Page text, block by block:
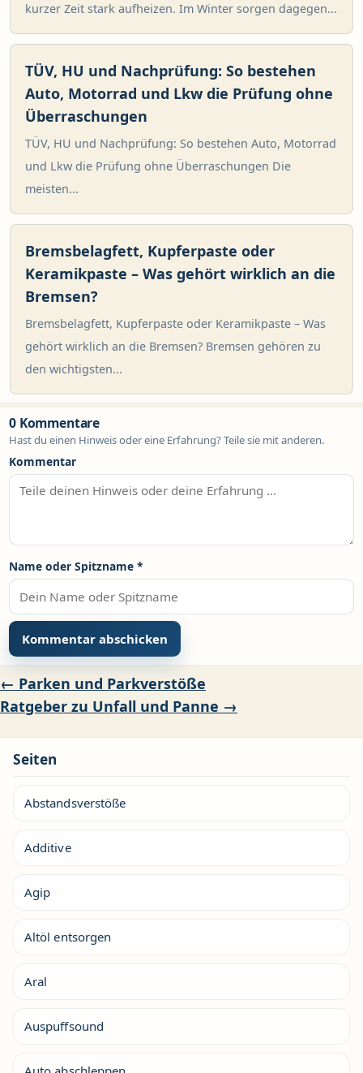
kurzer Zeit stark aufheizen. Im Winter sorgen dagegen...
TÜV, HU und Nachprüfung: So bestehen
Auto, Motorrad und Lkw die Prüfung ohne
Überraschungen
TÜV, HU und Nachprüfung: So bestehen Auto, Motorrad
und Lkw die Prüfung ohne Überraschungen Die
meisten...
Bremsbelagfett, Kupferpaste oder
Keramikpaste – Was gehört wirklich an die
Bremsen?
Bremsbelagfett, Kupferpaste oder Keramikpaste – Was
gehört wirklich an die Bremsen? Bremsen gehören zu
den wichtigsten...
0 Kommentare
Hast du einen Hinweis oder eine Erfahrung? Teile sie mit anderen.
Kommentar
Name oder Spitzname *
Beitragsnavigation
← Parken und Parkverstöße
Ratgeber zu Unfall und Panne →
Seiten
Abstandsverstöße
Additive
Agip
Altöl entsorgen
Aral
Auspuffsound